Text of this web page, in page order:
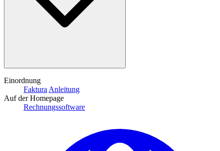
Einordnung
Faktura Anleitung
Auf der Homepage
Rechnungssoftware